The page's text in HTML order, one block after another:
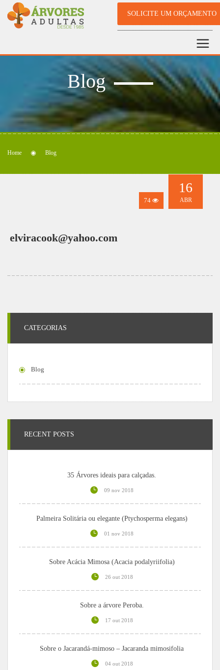
SOLICITE UM ORÇAMENTO
Blog
Home Blog
74
16
ABR
elviracook@yahoo.com
CATEGORIAS
Blog
RECENT POSTS
35 Árvores ideais para calçadas.
09 nov 2018
Palmeira Solitária ou elegante (Ptychosperma elegans)
01 nov 2018
Sobre Acácia Mimosa (Acacia podalyriifolia)
26 out 2018
Sobre a árvore Peroba.
17 out 2018
Sobre o Jacarandá-mimoso – Jacaranda mimosifolia
04 out 2018